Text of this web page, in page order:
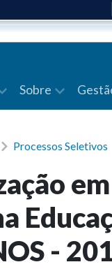
Sobre
Processos Seletivos
-